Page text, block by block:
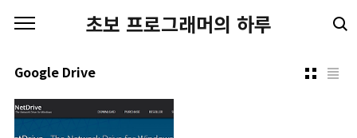
초보 프로그래머의 하루
Google Drive